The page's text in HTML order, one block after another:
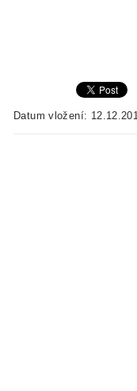
Datum vložení: